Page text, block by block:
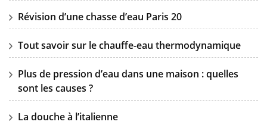
Révision d’une chasse d’eau Paris 20
Tout savoir sur le chauffe-eau thermodynamique
Plus de pression d’eau dans une maison : quelles
sont les causes ?
La douche à l’italienne